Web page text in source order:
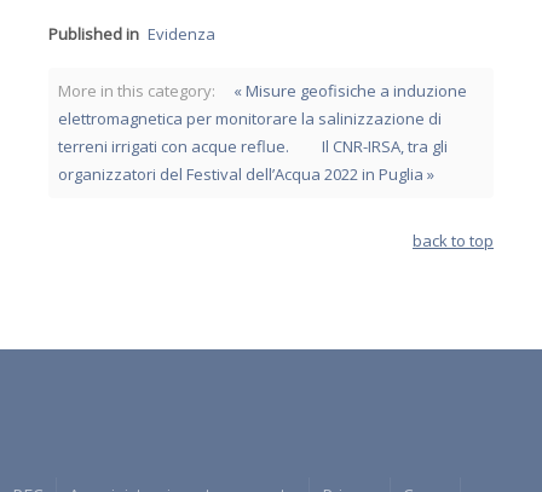
Published in Evidenza
More in this category:
« Misure geofisiche a induzione
elettromagnetica per monitorare la salinizzazione di
terreni irrigati con acque reflue.
Il CNR-IRSA, tra gli
organizzatori del Festival dell’Acqua 2022 in Puglia »
back to top